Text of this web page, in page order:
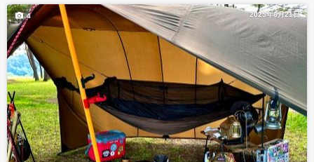
2025年6月21日
4